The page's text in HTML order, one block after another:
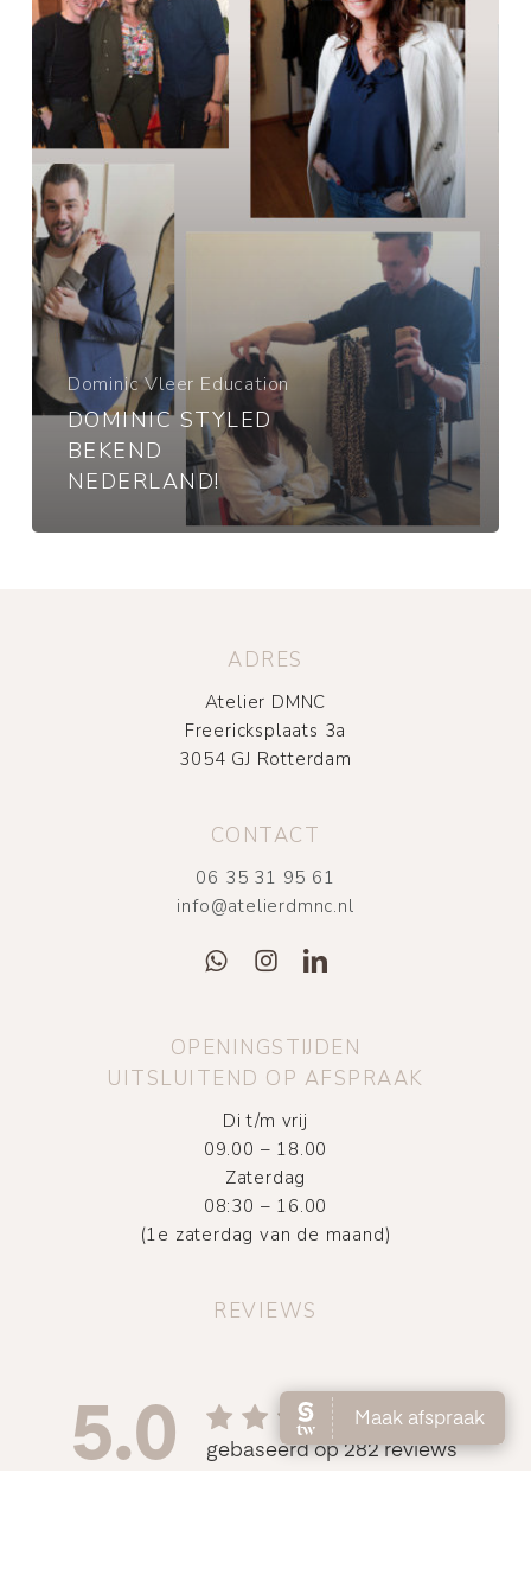
Dominic Vleer Education
DOMINIC STYLED
BEKEND
NEDERLAND!
ADRES
Atelier DMNC
Freericksplaats 3a
3054 GJ Rotterdam
CONTACT
06 35 31 95 61
info@atelierdmnc.nl
OPENINGSTIJDEN
UITSLUITEND OP AFSPRAAK
Di t/m vrij
09.00 – 18.00
Zaterdag
08:30 – 16.00
(1e zaterdag van de maand)
REVIEWS